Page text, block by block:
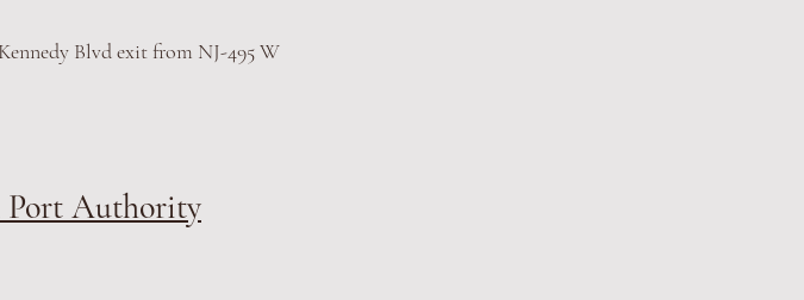
Blvd exit from NJ-495 W
Port Authority